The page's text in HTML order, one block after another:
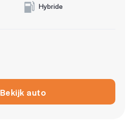
Hybride
Bekijk auto